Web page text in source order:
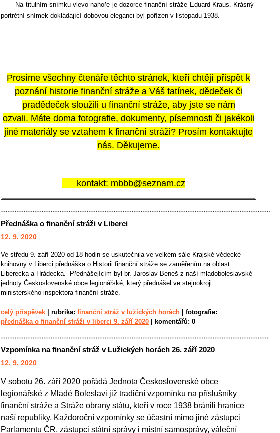
Na titulním snímku vlevo nahoře je dozorce finanční stráže Eduard Kraus. Krásný
portrétní snímek dokládající dobovou eleganci byl pořízen v listopadu 1938.
Prosíme všechny čtenáře těchto stránek, kteří chtějí přispět k
poznání historie finanční stráže a Váš tatínek, dědeček či
pradědeček sloužili u finanční stráže, aby jste se nám
ozvali. Máte doma fotografie, dokumenty, písemnosti či jakékoli
jiné materiály se vztahem k finanční stráži? Prosím kontaktujte
nás. Děkujeme.
kontakt: mbbb@seznam.cz
Přednáška o finanční stráži v Liberci
12. 9. 2020
Ve středu 9. září 2020 od 18 hodin se uskutečnila ve velkém sále Krajské vědecké
knihovny v Liberci přednáška o Historii finanční stráže se zaměřením na oblast
Liberecka a Hrádecka. Přednášejícím byl br. Jaroslav Beneš z naší mladoboleslavské
jednoty Československé obce legionářské, který přednášel ve stejnokroji
ministerského inspektora finanční stráže.
celý příspěvek rubrika: finanční stráž v lužických horách
fotografie:
přednáška o finanční stráži v liberci 9. září 2020
komentářů: 0
Vzpomínka na finanční stráž v Lužických horách 26. září 2020
12. 9. 2020
V sobotu 26. září 2020 pořádá Jednota Československé obce
legionářské z Mladé Boleslavi již tradiční vzpomínku na příslušníky
finanční stráže a Stráže obrany státu, kteří v roce 1938 bránili hranice
naší republiky. Každoroční vzpomínky se účastní mimo jiné zástupci
Parlamentu ČR, zástupci státní správy i místní samosprávy, váleční